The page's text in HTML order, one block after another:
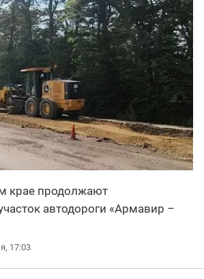
крае продолжают
автодороги «Армавир –
17:03